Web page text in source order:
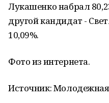
Лукашенко набрал
другой кандидат -
10,09%.
Фото из интернета.
Источник: Молодежная